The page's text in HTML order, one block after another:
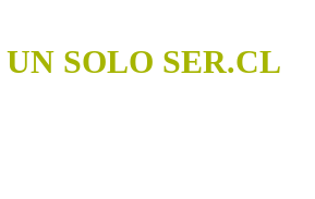
UN SOLO SER.CL